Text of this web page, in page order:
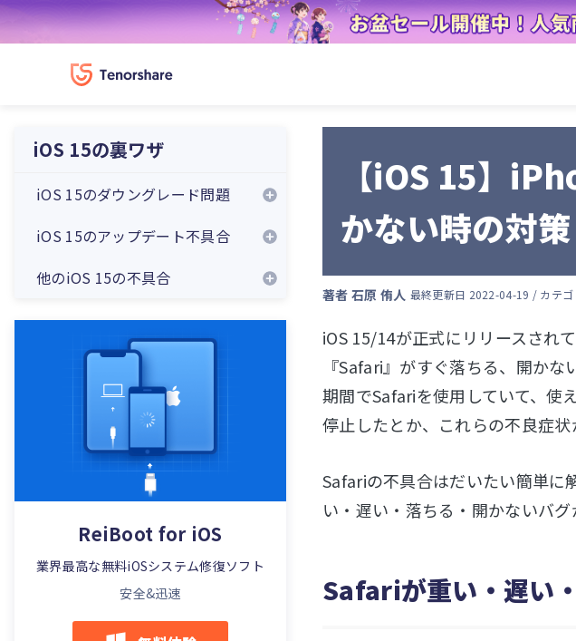
iOS 15の裏ワザ
iOS 15のダウングレード問題
iOS 15のアップデート不具合
他のiOS 15の不具合
ReiBoot for iOS
業界最高な無料iOSシステム修復ソフト
安全&迅速
【iOS 15】
かない時の対策
著者 石原 侑人 最終更新日 2022-04-19 / カテゴ
iOS 15/14が正式にリリースされ
『Safari』がすぐ落ちる、開か
期間でSafariを使用していて、使
停止したとか、これらの不良症
Safariの不具合はだいたい簡単に
い・遅い・落ちる・開かないバ
Safariが重い・遅い